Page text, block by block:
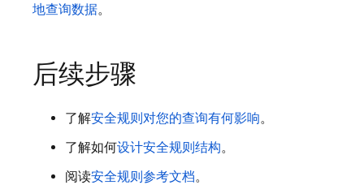
地查询数据。
后续步骤
了解安全规则对您的查询有何影响。
了解如何设计安全规则结构。
阅读安全规则参考文档。